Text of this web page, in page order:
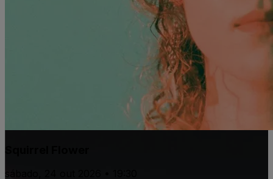
sábado, 24 out 2026 • 19:30